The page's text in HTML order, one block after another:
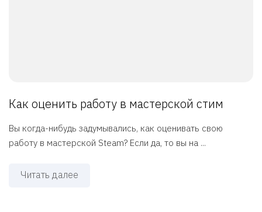
Как оценить работу в мастерской стим
Вы когда-нибудь задумывались, как оценивать свою
работу в мастерской Steam? Если да, то вы на ...
Читать далее